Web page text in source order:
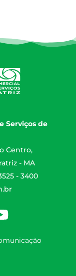
Serviços de
Centro,
- MA
- 3400